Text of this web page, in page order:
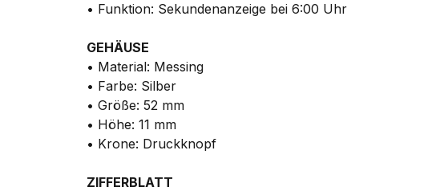
• Funktion: Sekundenanzeige bei 6:00 Uhr
GEHÄUSE
• Material: Messing
• Farbe: Silber
• Größe: 52 mm
• Höhe: 11 mm
• Krone: Druckknopf
ZIFFERBLATT